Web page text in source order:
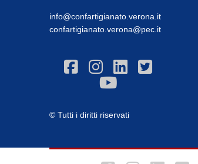
info@confartigianato.verona.it
confartigianato.verona@pec.it
© Tutti i diritti riservati